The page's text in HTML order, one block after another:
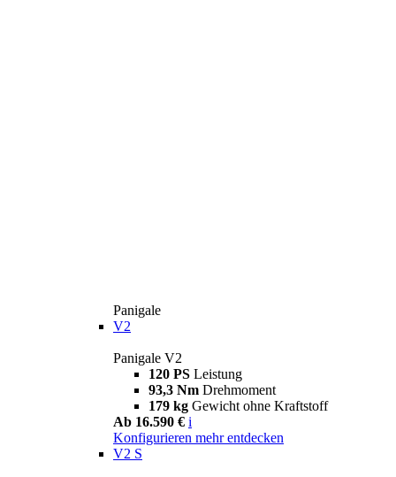
Panigale
V2
Panigale V2
120 PS Leistung
93,3 Nm Drehmoment
179 kg Gewicht ohne Kraftstoff
Ab 16.590 € i
Konfigurieren mehr entdecken
V2 S